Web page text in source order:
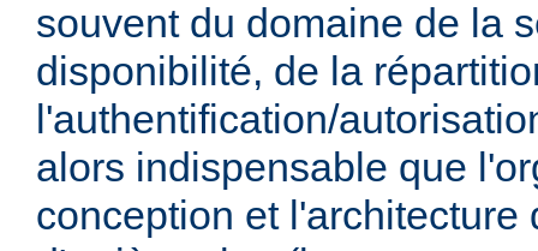
souvent du domaine de la
disponibilité, de la
l'authentification/
alors indispensable que
conception et l'architecture